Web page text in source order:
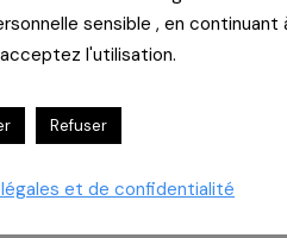
sensible , en continuant
l'utilisation.
Refuser
et de confidentialité